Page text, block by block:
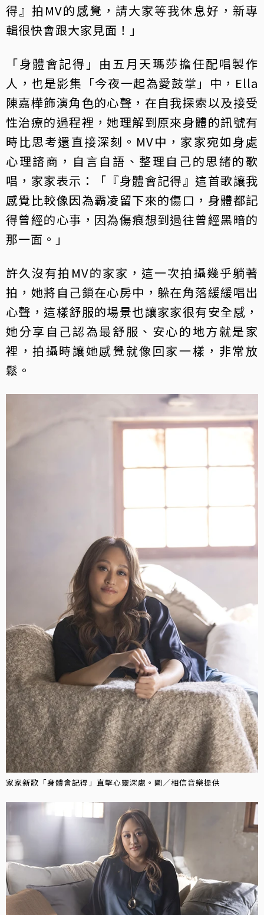
得』拍MV的感覺，請大家等我休息好，新專
輯很快會跟大家見面！」
「身體會記得」由五月天瑪莎擔任配唱製作
人，也是影集「今夜一起為愛鼓掌」中，Ella
陳嘉樺飾演角色的心聲，在自我探索以及接受
性治療的過程裡，她理解到原來身體的訊號有
時比思考還直接深刻。MV中，家家宛如身處
心理諮商，自言自語、整理自己的思緒的歌
唱，家家表示：「『身體會記得』這首歌讓我
感覺比較像因為霸凌留下來的傷口，身體都記
得曾經的心事，因為傷痕想到過往曾經黑暗的
那一面。」
許久沒有拍MV的家家，這一次拍攝幾乎躺著
拍，她將自己鎖在心房中，躲在角落緩緩唱出
心聲，這樣舒服的場景也讓家家很有安全感，
她分享自己認為最舒服、安心的地方就是家
裡，拍攝時讓她感覺就像回家一樣，非常放
鬆。
家家新歌「身體會記得」直擊心靈深處。圖／相信音樂提供